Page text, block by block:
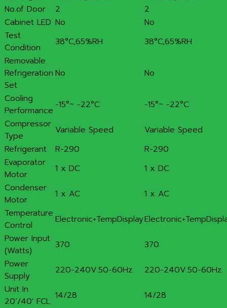
No.of Door
2
2
Cabinet LED No
No
Test
Condition
38°C,65%RH
38°C,65%RH
Removable
Refrigeration
Set
No No
Cooling
Performance -15°~ -22°C
-15°~ -22°C
Compressor
Type
Variable Speed
Variable Speed
Refrigerant
R-290
R-290
Evaporator
Motor
1 x DC
1 x DC
Condenser
Motor
1 x AC
1 x AC
Temperature
Control
Electronic+TempDisplay
Power Input
(Watts)
370
370
Power
Supply
220-240V.50-60Hz.
220-240V.50-60Hz.
Unit In
20’/40′ FCL 14/28 14/28